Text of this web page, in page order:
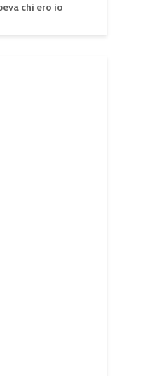
chi ero io